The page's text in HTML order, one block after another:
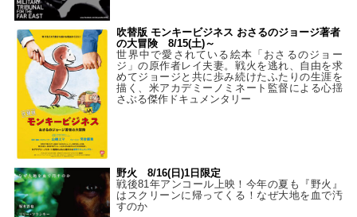
吹替版 モンキービジネス おさるのジョージ著者
の大冒険 8/15(土)～
世界中で愛されている絵本「おさるのジョー
ジ」の原作者レイ夫妻。戦火を逃れ、自由を求
めてジョージと共に歩み続けたふたりの生涯を
描く、米アカデミーノミネート監督による心揺
さぶる傑作ドキュメンタリー
野火 8/16(日)1日限定
戦後81年アンコール上映！今年の夏も『野火』
はスクリーンに帰ってくる！なぜ大地を血で汚
すのか